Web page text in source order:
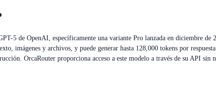
5 de OpenAI, específicamente una variante Pro lanzada en diciembre de
imágenes y archivos, y puede generar hasta 128,000 tokens por
OrcaRouter proporciona acceso a este modelo a través de su API